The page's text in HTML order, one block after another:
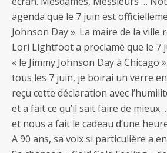
agenda que le 7 juin est
Johnson Day ». La maire de la ville
Lori Lightfoot a proclamé que le 7
« le Jimmy Johnson Day à Chicago
tous les 7 juin, je boirai un verre
reçu cette déclaration avec
et a fait ce qu’il sait faire de mieux
et nous a fait le cadeau d’une
A 90 ans, sa voix si particulière a